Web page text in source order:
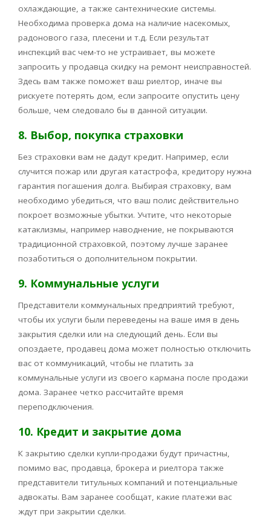
охлаждающие, а также сантехнические системы.
Необходима проверка дома на наличие насекомых,
радонового газа, плесени и т.д. Если результат
инспекций вас чем-то не устраивает, вы можете
запросить у продавца скидку на ремонт неисправностей.
Здесь вам также поможет ваш риелтор, иначе вы
рискуете потерять дом, если запросите опустить цену
больше, чем следовало бы в данной ситуации.
8. Выбор, покупка страховки
Без страховки вам не дадут кредит. Например, если
случится пожар или другая катастрофа, кредитору нужна
гарантия погашения долга. Выбирая страховку, вам
необходимо убедиться, что ваш полис действительно
покроет возможные убытки. Учтите, что некоторые
катаклизмы, например наводнение, не покрываются
традиционной страховкой, поэтому лучше заранее
позаботиться о дополнительном покрытии.
9. Коммунальные услуги
Представители коммунальных предприятий требуют,
чтобы их услуги были переведены на ваше имя в день
закрытия сделки или на следующий день. Если вы
опоздаете, продавец дома может полностью отключить
вас от коммуникаций, чтобы не платить за
коммунальные услуги из своего кармана после продажи
дома. Заранее четко рассчитайте время
переподключения.
10. Кредит и закрытие дома
К закрытию сделки купли-продажи будут причастны,
помимо вас, продавца, брокера и риелтора также
представители титульных компаний и потенциальные
адвокаты. Вам заранее сообщат, какие платежи вас
ждут при закрытии сделки.